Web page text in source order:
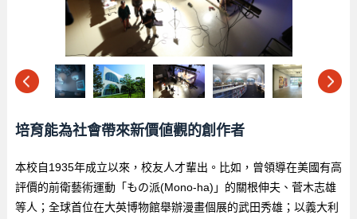
培育能為社會帶來新價値觀的創作者
本校自1935年成立以來，校友人才輩出。比如，曾領導在美國有高
評價的前衛藝術運動「もの派(Mono-ha)」的關根伸夫、菅木志雄
等人；全球首位在大英博物館舉辦漫畫個展的武田秀雄；以義大利